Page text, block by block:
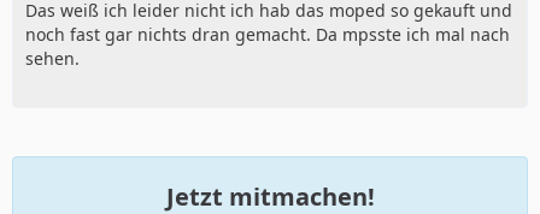
Das weiß ich leider nicht ich hab das moped so gekauft und
noch fast gar nichts dran gemacht. Da mpsste ich mal nach
sehen.
Jetzt mitmachen!